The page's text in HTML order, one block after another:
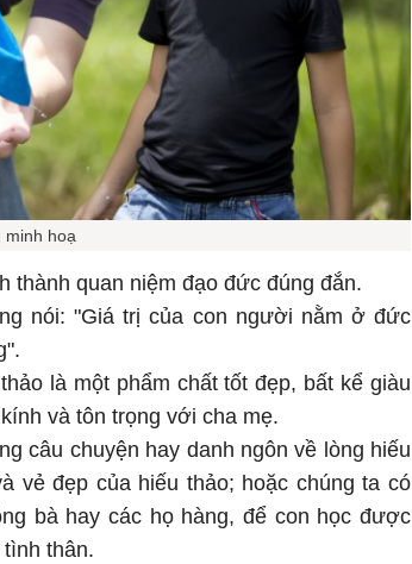
minh hoạ
thành quan niệm đạo đức đúng đắn.
nói: "Giá trị của con người nằm ở đức
là một phẩm chất tốt đẹp, bất kể giàu
và tôn trọng với cha mẹ.
câu chuyện hay danh ngôn về lòng hiếu
vẻ đẹp của hiếu thảo; hoặc chúng ta có
bà hay các họ hàng, để con học được
thân.